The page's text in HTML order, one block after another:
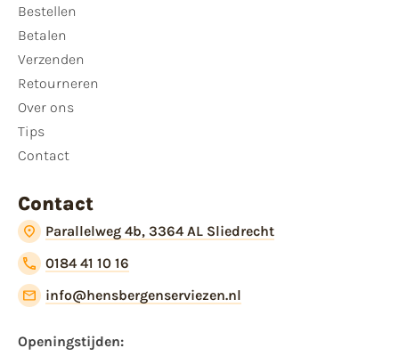
Bestellen
Betalen
Verzenden
Retourneren
Over ons
Tips
Contact
Contact
Parallelweg 4b, 3364 AL Sliedrecht
0184 41 10 16
info@hensbergenserviezen.nl
Openingstijden: